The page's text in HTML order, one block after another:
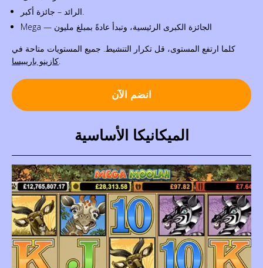
Mega — الجائزة الكبرى الرئيسية، وتبدأ عادةً بمبلغ مليون
كلما ارتفع المستوى، قل تكرار التنشيط. جميع المستويات متاحة في
كازينو باريبيسا
انضم الآن
الميكانيكا الأساسية